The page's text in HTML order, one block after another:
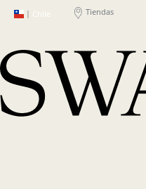
| Chile Tiendas